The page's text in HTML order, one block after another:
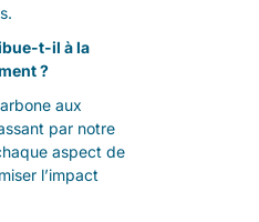
t-il à la
?
aux
par notre
aspect de
l’impact